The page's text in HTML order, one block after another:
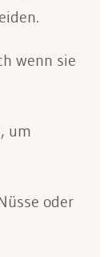
wenn sie
um
oder